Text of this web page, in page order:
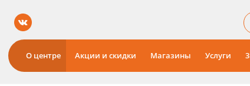
О центре Акции и скидки Магазины Услуги